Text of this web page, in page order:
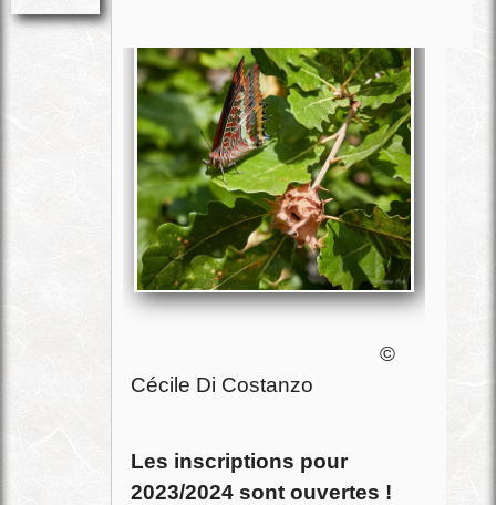
©
Cécile Di Costanzo
Les inscriptions pour
2023/2024 sont ouvertes !